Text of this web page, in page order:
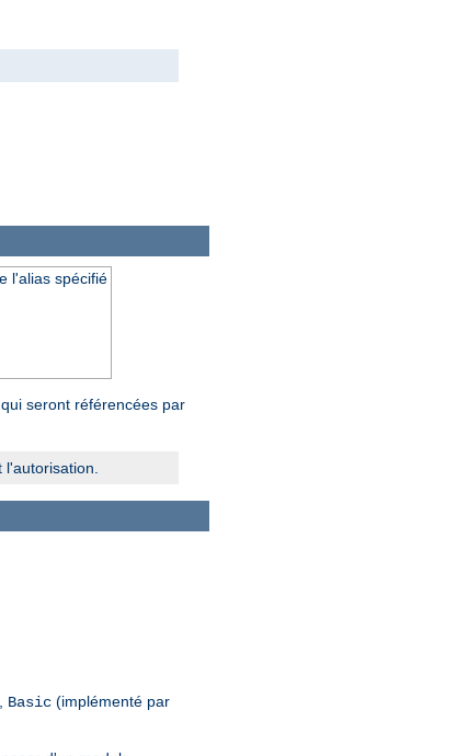
l'alias spécifié
seront référencées par
, Basic (implémenté par